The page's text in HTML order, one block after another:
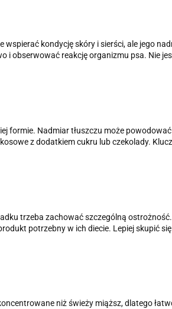
wspierać kondycję skóry i sierści, ale jego
i obserwować reakcję organizmu psa. Nie
formie. Nadmiar tłuszczu może
z dodatkiem cukru lub czekolady.
trzeba zachować szczególną
potrzebny w ich diecie. Lepiej skupić
niż świeży miąższ, dlatego